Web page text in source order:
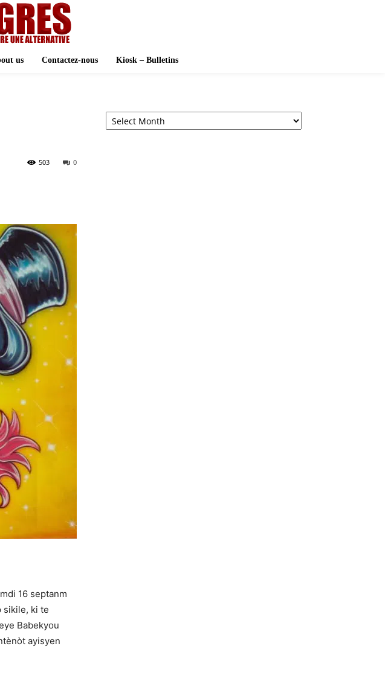
us Contactez-nous Kiosk – Bulletins
0
503
16 septanm
sikile, ki te
Babekyou
ayisyen
Archives